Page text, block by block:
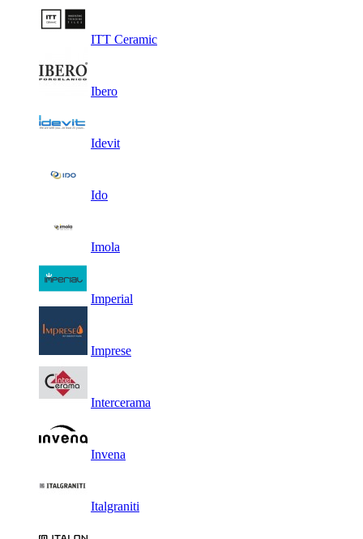
ITT Ceramic
Ibero
Idevit
Ido
Imola
Imperial
Imprese
Intercerama
Invena
Italgraniti